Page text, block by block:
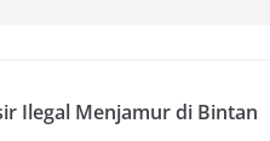
Ilegal Menjamur di Bintan